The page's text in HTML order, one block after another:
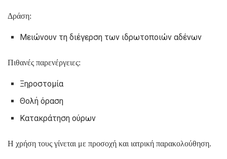
Δράση:
Μειώνουν τη διέγερση των ιδρωτοποιών αδένων
Πιθανές παρενέργειες:
Ξηροστομία
Θολή όραση
Κατακράτηση ούρων
Η χρήση τους γίνεται με προσοχή και ιατρική παρακολούθηση.